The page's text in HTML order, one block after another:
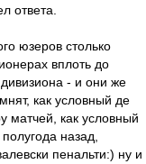
ответа.
юзеров столько
вплоть до
дивизиона - и они же
как условный де
матчей, как условный
назад,
пенальти:) ну и